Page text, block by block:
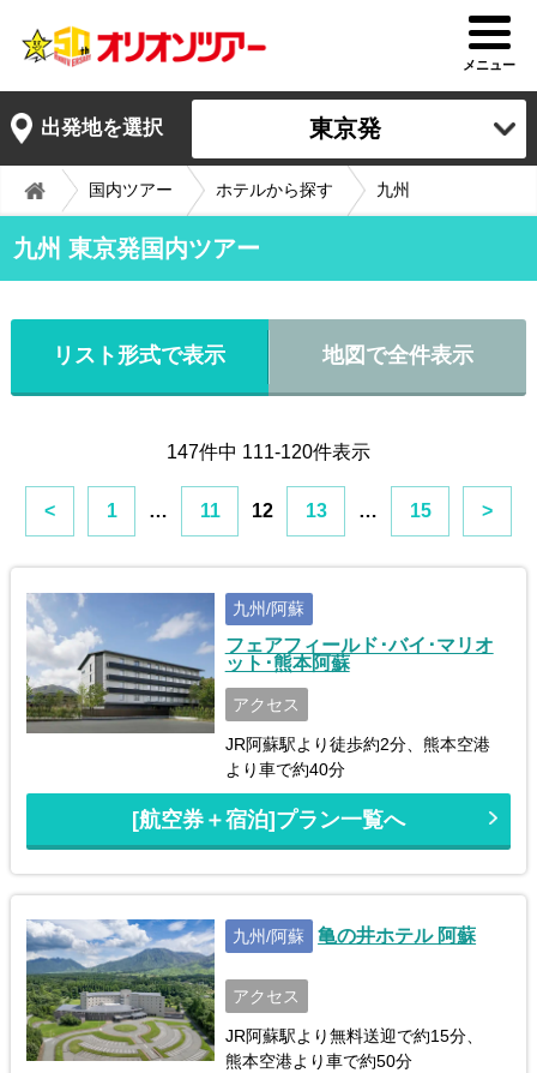
メニュー
出発地を選択 東京発
国内ツアー ホテルから探す 九州
九州 東京発国内ツアー
リスト形式で表示 地図で全件表示
147件中 111-120件表示
< 1 … 11 12 13 … 15 >
九州/阿蘇
フェアフィールド･バイ･マリオ
ット･熊本阿蘇
アクセス
JR阿蘇駅より徒歩約2分、熊本空港
より車で約40分
[航空券＋宿泊]プラン一覧へ
九州/阿蘇 亀の井ホテル 阿蘇
アクセス
JR阿蘇駅より無料送迎で約15分、
熊本空港より車で約50分